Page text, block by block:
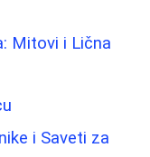
Mitovi i Lična
i Saveti za